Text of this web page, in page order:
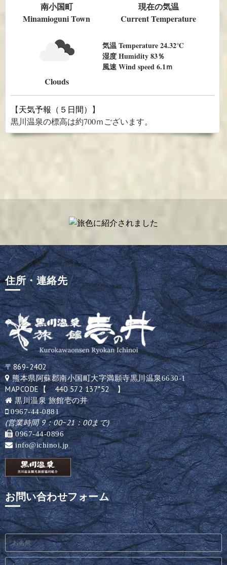
南小国町
Minamioguni Town
現在の気温
Current Temperature
Clouds
気温 Temperature 24.32℃
湿度 Humidity 83％
風速 Wind speed 6.1ｍ
【天気予報（５日間） 】
黒川温泉の標高は約700ｍございます。
住所・連絡先
〒869-2402
熊本県阿蘇郡南小国町大字満願寺黒川温泉6630-1
MAPCODE【 440 572 137*52 】
黒川温泉 旅館壱の井
0967-44-0881
(営業時間 9：00~21：00まで)
0967-44-0896
info@ichinoi.jp
お問い合わせフォーム